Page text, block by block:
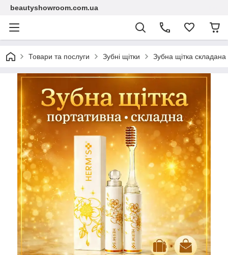
beautyshowroom.com.ua
Товари та послуги Зубні щітки Зубна щітка